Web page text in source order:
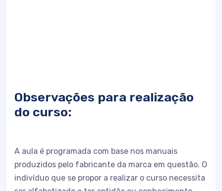
Observações para realização
do curso:
A aula é programada com base nos manuais
produzidos pelo fabricante da marca em questão. O
indivíduo que se propor a realizar o curso necessita